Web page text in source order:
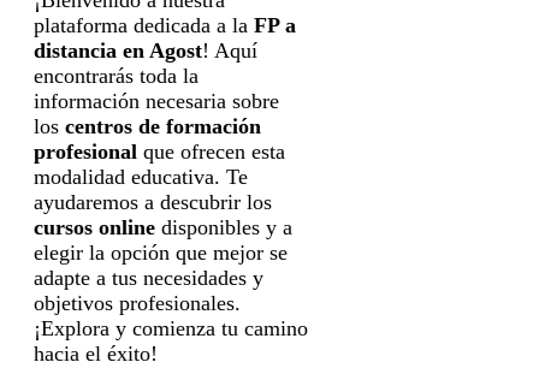
Legitimación:Consentimiento del interesado.
Destinatarios:Centros de formación
o centros formativos privados y/o públicos que
impartan la formación solicitada.
Derechos:Acceder, rectificar y suprimir los
datos, así como otros derechos, como se explica
Información adicional:Puede consultar la
información detallada en nuestraPolítica de
Privacidad.
plataforma dedicada a la FP a
distancia en Agost! Aquí
encontrarás toda la
información necesaria sobre
los centros de formación
profesional que ofrecen esta
modalidad educativa. Te
ayudaremos a descubrir los
cursos online disponibles y a
elegir la opción que mejor se
adapte a tus necesidades y
objetivos profesionales.
¡Explora y comienza tu camino
hacia el éxito!